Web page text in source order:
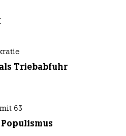
Triebabfuhr
63